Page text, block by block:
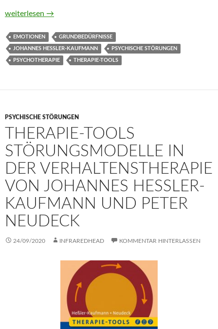
Therapie-Tools Emotionale Grundbedürfnisse von Johannes
weiterlesen →
EMOTIONEN GRUNDBEDÜRFNISSE
JOHANNES HESSLER-KAUFMANN PSYCHISCHE STÖRUNGEN
PSYCHOTHERAPIE THERAPIE-TOOLS
PSYCHISCHE STÖRUNGEN
THERAPIE-TOOLS
STÖRUNGSMODELLE IN
DER VERHALTENSTHERAPIE
VON JOHANNES HESSLER-K
AUFMANN UND PETER N
EUDECK
24/09/2020 INFRAREDHEAD KOMMENTAR HINTERLASSEN